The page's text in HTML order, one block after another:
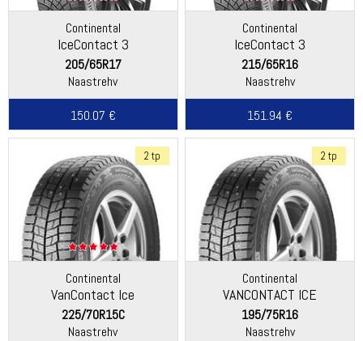
Continental
IceContact 3
205/65R17
Naastrehv
150.07 €
Continental
IceContact 3
215/65R16
Naastrehv
151.94 €
2 tp
Continental
VanContact Ice
225/70R15C
Naastrehv
2 tp
Continental
VANCONTACT ICE
195/75R16
Naastrehv